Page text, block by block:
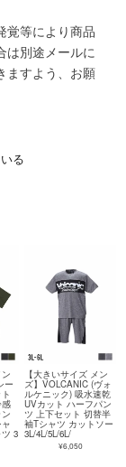
覚等により商品
は別途メールに
ますよう、お願
る
ー
感
3
【大きいサイズ メン
ズ】VOLCANIC (ヴォ
ルケニック) 吸水速乾
UVカット ハーフパン
ツ 上下セット 切替半
袖Tシャツ カットソー
3L/4L/5L/6L/
¥6,050